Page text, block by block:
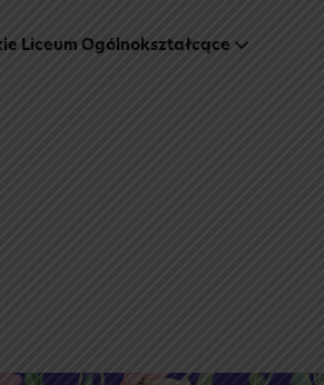
Liceum Ogólnokształcące